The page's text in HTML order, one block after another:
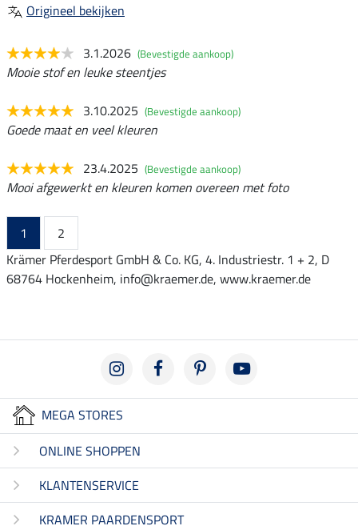
Origineel bekijken
3.1.2026 (Bevestigde aankoop)
Mooie stof en leuke steentjes
3.10.2025 (Bevestigde aankoop)
Goede maat en veel kleuren
23.4.2025 (Bevestigde aankoop)
Mooi afgewerkt en kleuren komen overeen met foto
1
2
Krämer Pferdesport GmbH & Co. KG, 4. Industriestr. 1 + 2, D
68764 Hockenheim, info@kraemer.de, www.kraemer.de
MEGA STORES
ONLINE SHOPPEN
KLANTENSERVICE
KRAMER PAARDENSPORT